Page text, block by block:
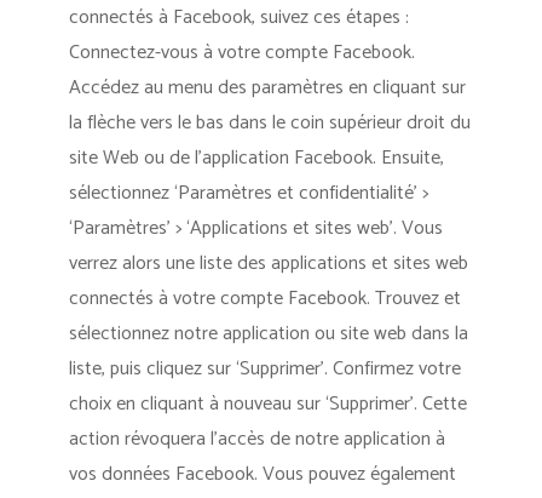
connectés à Facebook, suivez ces étapes :
Connectez-vous à votre compte Facebook.
Accédez au menu des paramètres en cliquant sur
la flèche vers le bas dans le coin supérieur droit du
site Web ou de l’application Facebook. Ensuite,
sélectionnez ‘Paramètres et confidentialité’ >
‘Paramètres’ > ‘Applications et sites web’. Vous
verrez alors une liste des applications et sites web
connectés à votre compte Facebook. Trouvez et
sélectionnez notre application ou site web dans la
liste, puis cliquez sur ‘Supprimer’. Confirmez votre
choix en cliquant à nouveau sur ‘Supprimer’. Cette
action révoquera l’accès de notre application à
vos données Facebook. Vous pouvez également